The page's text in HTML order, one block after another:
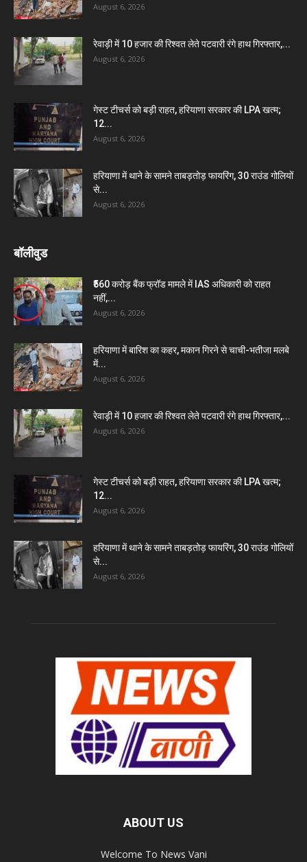
August 6, 2026
रेवाड़ी में 10 हजार की रिश्वत लेते पटवारी रंगे हाथ गिरफ्तार,...
August 6, 2026
गेस्ट टीचर्स को बड़ी राहत, हरियाणा सरकार की LPA खत्म;
12...
August 6, 2026
हरियाणा में थाने के सामने ताबड़तोड़ फायरिंग, 30 राउंड गोलियों
से...
August 6, 2026
बॉलीवुड
₹560 करोड़ बैंक फ्रॉड मामले में IAS अधिकारी को राहत
नहीं,...
August 6, 2026
हरियाणा में बारिश का कहर, मकान गिरने से चाची-भतीजा मलबे
में...
August 6, 2026
रेवाड़ी में 10 हजार की रिश्वत लेते पटवारी रंगे हाथ गिरफ्तार,...
August 6, 2026
गेस्ट टीचर्स को बड़ी राहत, हरियाणा सरकार की LPA खत्म;
12...
August 6, 2026
हरियाणा में थाने के सामने ताबड़तोड़ फायरिंग, 30 राउंड गोलियों
से...
August 6, 2026
ABOUT US
Welcome To News Vani